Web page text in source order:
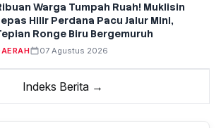
Warga Tumpah Ruah! Muklisin
Hilir Perdana Pacu Jalur Mini,
Ronge Biru Bergemuruh
07 Agustus 2026
Indeks Berita →